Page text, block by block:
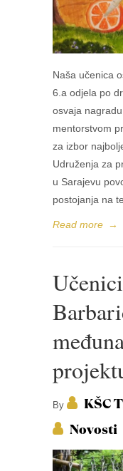
Naša učenica
6.a odjela po
osvaja
mentorstvom
za izbor
Udruženja za
u Sarajevu
postojanja na
Read more →
By KŠC
Novosti